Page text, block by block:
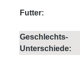
Futter:
Geschlechts-
Unterschiede: